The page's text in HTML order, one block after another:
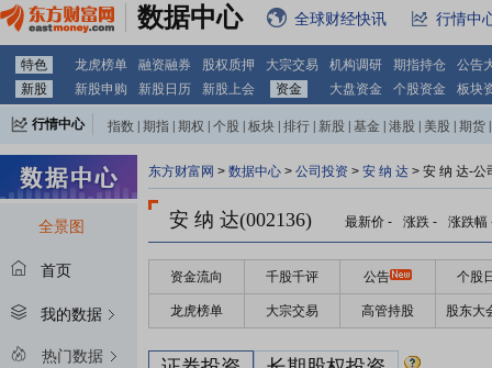
数据中心 全球财经快讯 行情中
特色 龙虎榜单 融资融券 股权质押 大宗交易 机构调研 期指持仓
公告
新股
新股申购 新股日历 新股上会 资金 大盘资金 个股资金 板块
行情中心 指数 期指 期权 个股 板块 排行 新股 基金 港股 美股 期货
全景图
首页
我的数据
热门数据
东方财富网 > 数据中心 > 公司投资 > 安 纳 达 > 安 纳 达-公
安 纳 达(002136) 最新价 - 涨跌 - 涨跌幅
资金流向 千股千评 公告 个股
龙虎榜单 大宗交易 高管持股 股东大